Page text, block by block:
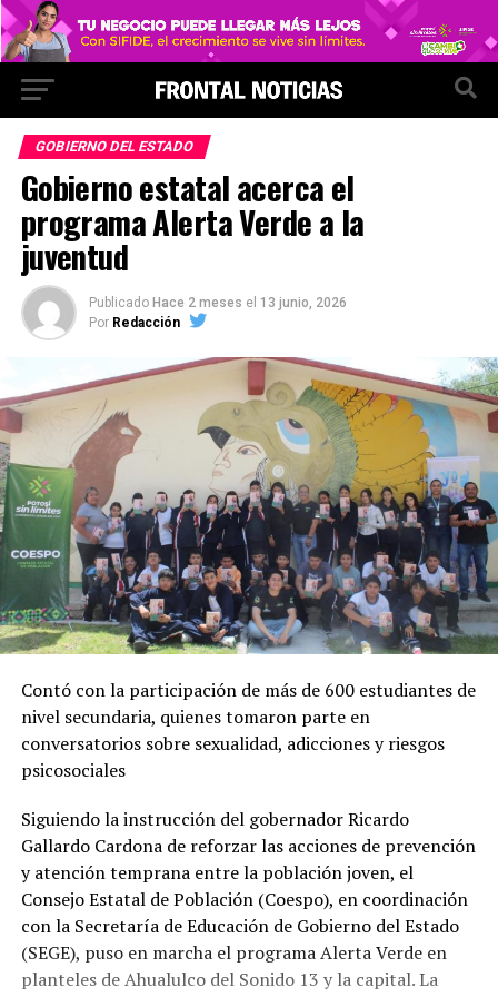
GOBIERNO DEL ESTADO
Gobierno estatal acerca el
programa Alerta Verde a la
juventud
Publicado Hace 2 meses el 13 junio, 2026
Por Redacción
Contó con la participación de más de 600 estudiantes de
nivel secundaria, quienes tomaron parte en
conversatorios sobre sexualidad, adicciones y riesgos
psicosociales
Siguiendo la instrucción del gobernador Ricardo
Gallardo Cardona de reforzar las acciones de prevención
y atención temprana entre la población joven, el
Consejo Estatal de Población (Coespo), en coordinación
con la Secretaría de Educación de Gobierno del Estado
(SEGE), puso en marcha el programa Alerta Verde en
planteles de Ahualulco del Sonido 13 y la capital. La